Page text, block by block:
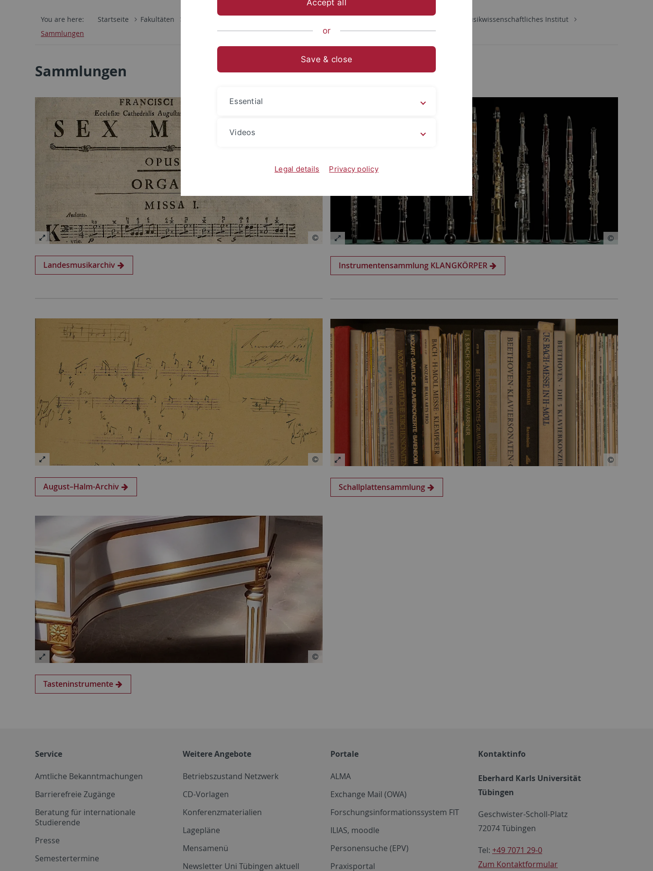
You are here: Startseite Fakultäten
Musikwissenschaftliches Institut
Sammlungen
Sammlungen
Landesmusikarchiv
August–Halm-Archiv
Tasteninstrumente
Instrumentensammlung KLANGKÖRPER
Schallplattensammlung
Service
Amtliche Bekanntmachungen
Barrierefreie Zugänge
Beratung für internationale
Studierende
Presse
Semestertermine
Weitere Angebote
Betriebszustand Netzwerk
CD-Vorlagen
Konferenzmaterialien
Lagepläne
Mensamenü
Newsletter Uni Tübingen aktuell
Portale
ALMA
Exchange Mail (OWA)
Forschungsinformationssystem FIT
ILIAS, moodle
Personensuche (EPV)
Praxisportal
Kontaktinfo
Eberhard Karls Universität
Tübingen
Geschwister-Scholl-Platz
72074 Tübingen
Tel: +49 7071 29-0
Zum Kontaktformular
Accept all
or
Save & close
Essential
Videos
Legal details Privacy policy